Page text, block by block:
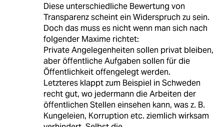
Diese unterschiedliche Bewertung von
Transparenz scheint ein Widerspruch zu sein.
Doch das muss es nicht wenn man sich nach
folgender Maxime richtet:
Private Angelegenheiten sollen privat bleiben,
aber öffentliche Aufgaben sollen für die
Öffentlichkeit offengelegt werden.
Letzteres klappt zum Beispiel in Schweden
recht gut, wo jedermann die Arbeiten der
öffentlichen Stellen einsehen kann, was z. B.
Kungeleien, Korruption etc. ziemlich wirksam